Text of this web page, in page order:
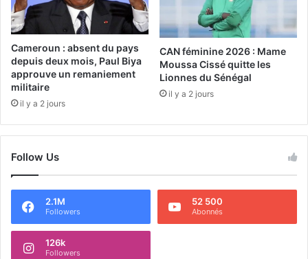
Cameroun : absent du pays
depuis deux mois, Paul Biya
approuve un remaniement
militaire
il y a 2 jours
CAN féminine 2026 : Mame
Moussa Cissé quitte les
Lionnes du Sénégal
il y a 2 jours
Follow Us
2.1M
Followers
52 500
Abonnés
126k
Followers